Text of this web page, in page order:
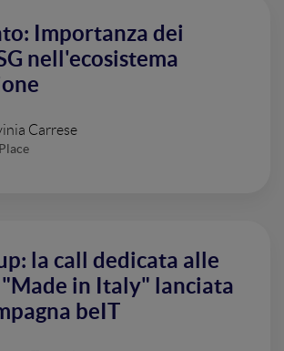
Importanza dei
nell'ecosistema
Carrese
la call dedicata alle
in Italy" lanciata
beIT